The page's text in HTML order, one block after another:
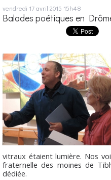
vendredi 17avril 2015 15h48
Balades poétiques en
vitraux étaient lumière. Nos
fraternelle des moines de
dédiée.